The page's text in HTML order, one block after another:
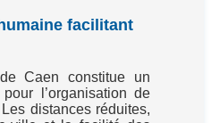
facilitant
Caen constitue un
l’organisation de
distances réduites,